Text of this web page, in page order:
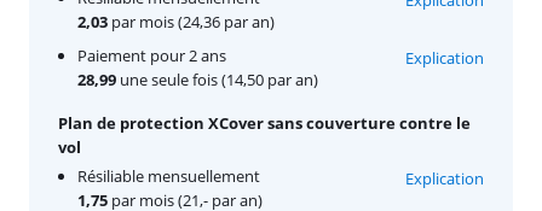
2,03 par mois (24,36 par an)
Paiement pour 2 ans
28,99 une seule fois (14,50 par an)
Explication
Plan de protection XCover sans couverture contre le
vol
Résiliable mensuellement
1,75 par mois (21,- par an)
Explication